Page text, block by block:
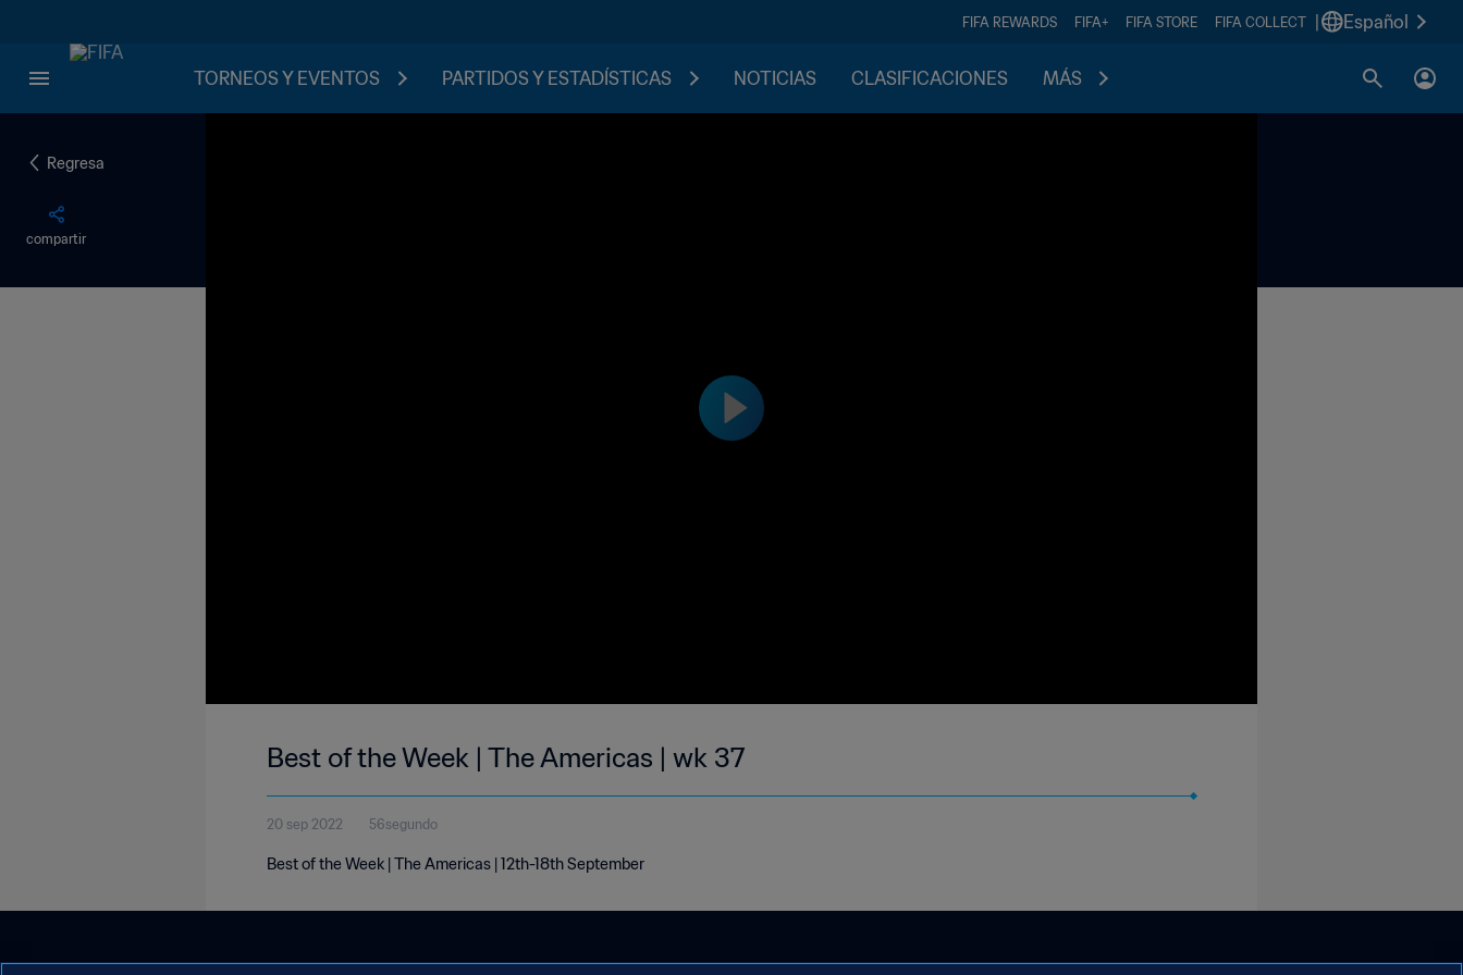
FIFA REWARDS FIFA+ FIFA STORE FIFA COLLECT Español
TORNEOS Y EVENTOS PARTIDOS Y ESTADÍSTICAS NOTICIAS CLASIFICACIONES MÁS
Regresa
compartir
Best of the Week | The Americas | wk 37
20 sep 2022 56segundo
Best of the Week | The Americas | 12th-18th September